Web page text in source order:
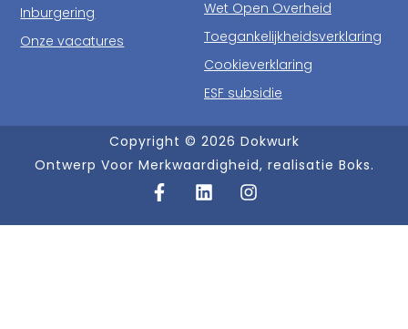
Inburgering
Onze vacatures
Wet Open Overheid
Toegankelijkheidsverklaring
Cookieverklaring
ESF subsidie
Copyright © 2026 Dokwurk
Ontwerp Voor Merkwaardigheid, realisatie Boks.